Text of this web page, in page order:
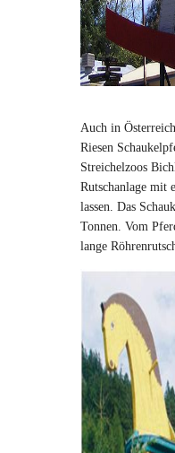
Auch in
Riesen
Streichelzoos
Rutschanlage mit
lassen. Das
Tonnen. Vom
lange